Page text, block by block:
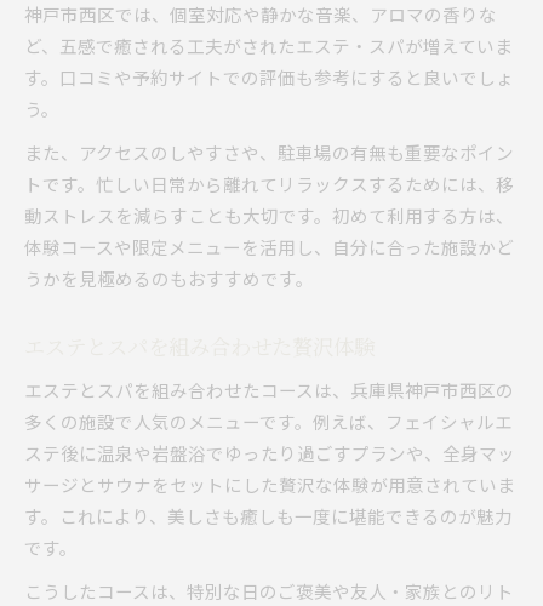
神戸市西区では、個室対応や静かな音楽、アロマの香りな
ど、五感で癒される工夫がされたエステ・スパが増えていま
す。口コミや予約サイトでの評価も参考にすると良いでしょ
う。
また、アクセスのしやすさや、駐車場の有無も重要なポイン
トです。忙しい日常から離れてリラックスするためには、移
動ストレスを減らすことも大切です。初めて利用する方は、
体験コースや限定メニューを活用し、自分に合った施設かど
うかを見極めるのもおすすめです。
エステとスパを組み合わせたコースは、兵庫県神戸市西区の
多くの施設で人気のメニューです。例えば、フェイシャルエ
ステ後に温泉や岩盤浴でゆったり過ごすプランや、全身マッ
サージとサウナをセットにした贅沢な体験が用意されていま
す。これにより、美しさも癒しも一度に堪能できるのが魅力
です。
こうしたコースは、特別な日のご褒美や友人・家族とのリト